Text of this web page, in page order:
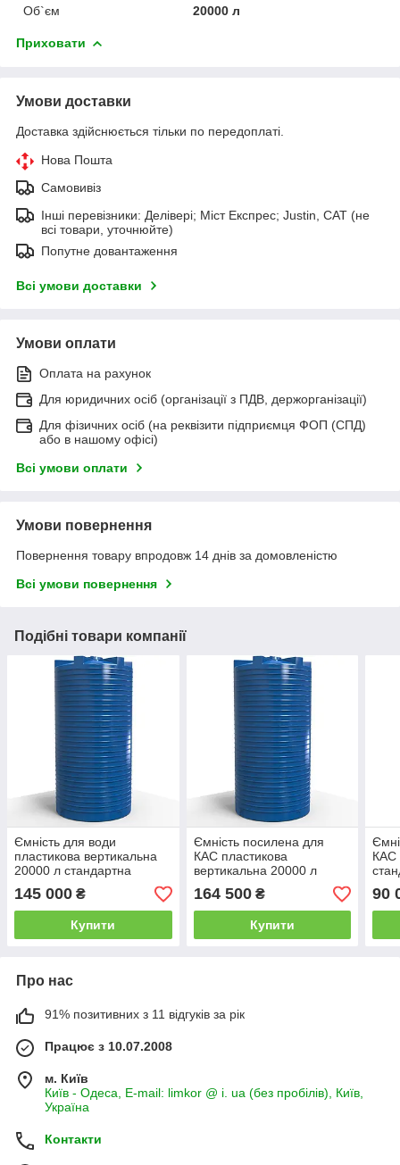
Об`єм
20000 л
Приховати
Умови доставки
Доставка здійснюється тільки по передоплаті.
Нова Пошта
Самовивіз
Інші перевізники: Делівері; Міст Експрес; Justin, САТ (не
всі товари, уточнюйте)
Попутне довантаження
Всі умови доставки
Умови оплати
Оплата на рахунок
Для юридичних осіб (організації з ПДВ, держорганізації)
Для фізичних осіб (на реквізити підприємця ФОП (СПД)
або в нашому офісі)
Всі умови оплати
Умови повернення
Повернення товару впродовж 14 днів за домовленістю
Всі умови повернення
Подібні товари компанії
Ємність для води
пластикова вертикальна
20000 л стандартна
145 000 ₴
Купити
Ємність посилена для
КАС пластикова
вертикальна 20000 л
стандартна
164 500₴
Купити
КАС
90
Про нас
91% позитивних з 11 відгуків за рік
Працює з 10.07.2008
м. Київ
Київ - Одеса, E-mail: limkor @ i. ua (без пробілів), Київ,
Україна
Контакти